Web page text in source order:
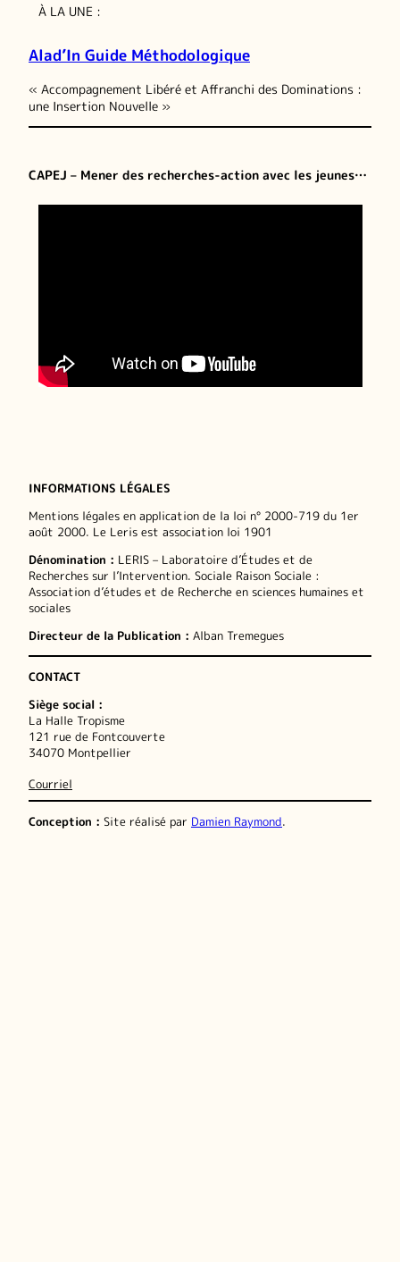
À LA UNE :
Alad’In Guide Méthodologique
« Accompagnement Libéré et Affranchi des Dominations :
une Insertion Nouvelle »
CAPEJ – Mener des recherches-action avec les jeunes…
INFORMATIONS LÉGALES
Mentions légales en application de la loi n° 2000-719 du 1er
août 2000. Le Leris est association loi 1901
Dénomination : LERIS – Laboratoire d’Études et de
Recherches sur l’Intervention. Sociale Raison Sociale :
Association d’études et de Recherche en sciences humaines et
sociales
Directeur de la Publication : Alban Tremegues
CONTACT
Siège social :
La Halle Tropisme
121 rue de Fontcouverte
34070 Montpellier
Courriel
Conception : Site réalisé par Damien Raymond.